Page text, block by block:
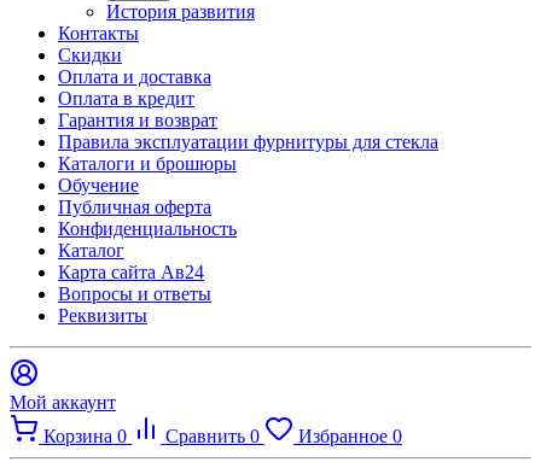
История развития
Контакты
Скидки
Оплата и доставка
Оплата в кредит
Гарантия и возврат
Правила эксплуатации фурнитуры для стекла
Каталоги и брошюры
Обучение
Публичная оферта
Конфиденциальность
Каталог
Карта сайта Ав24
Вопросы и ответы
Реквизиты
Мой аккаунт
Корзина 0 Сравнить 0 Избранное 0